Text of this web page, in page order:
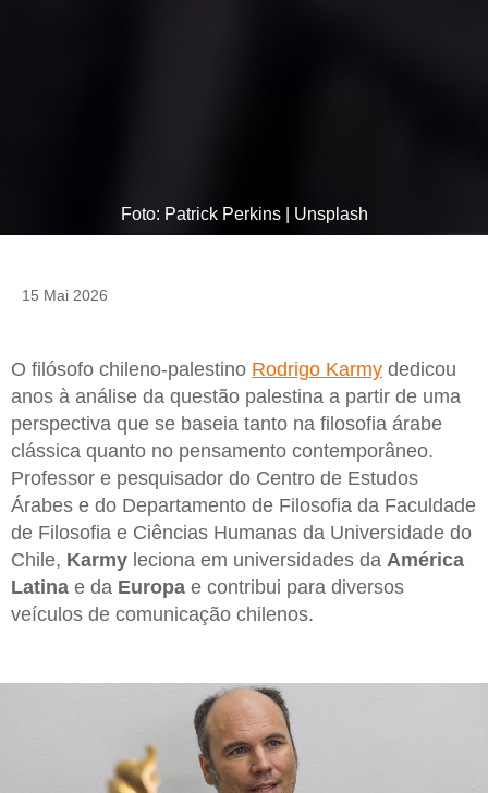
Foto: Patrick Perkins | Unsplash
15 Mai 2026
O filósofo chileno-palestino Rodrigo Karmy dedicou
anos à análise da questão palestina a partir de uma
perspectiva que se baseia tanto na filosofia árabe
clássica quanto no pensamento contemporâneo.
Professor e pesquisador do Centro de Estudos
Árabes e do Departamento de Filosofia da Faculdade
de Filosofia e Ciências Humanas da Universidade do
Chile, Karmy leciona em universidades da América
Latina e da Europa e contribui para diversos
veículos de comunicação chilenos.